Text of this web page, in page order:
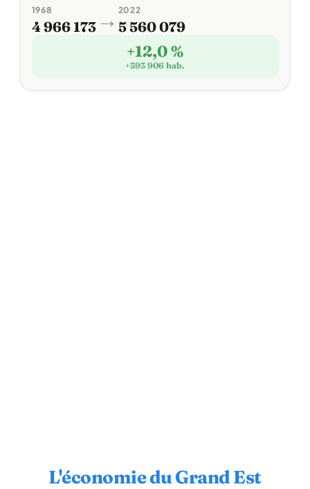
1968
4 966 173→ 2022
5 560 079
+12,0 %
+593 906 hab.
L'économie du Grand Est